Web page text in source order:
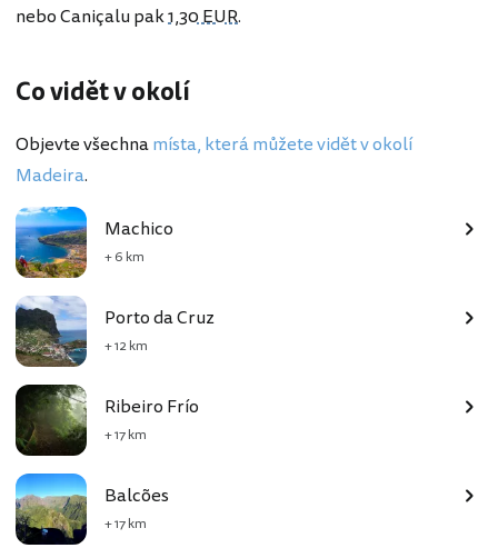
nebo Caniçalu pak1,30 EUR.
Co vidět v okolí
Objevte všechnamísta, která můžete vidět v okolí
Madeira.
Machico
+ 6 km
Porto da Cruz
+ 12 km
Ribeiro Frío
+ 17 km
Balcões
+ 17 km